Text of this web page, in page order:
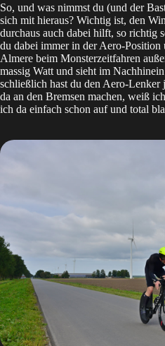
So, und was nimmst du (und der
sich mit hieraus? Wichtig ist, den
durchaus auch dabei hilft, so richtig
du dabei immer in der Aero-
Almere beim Monsterzeitfahren
massig Watt und sieht im
schließlich hast du den Aero-Lenker
da an den Bremsen machen, weiß
ich da einfach schon auf und total